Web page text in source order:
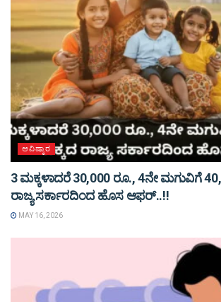
ಆವಿಷ್ಕಾರ
3 ಮಕ್ಕಳಾದರೆ 30,000 ರೂ., 4ನೇ ಮಗುವಿಗೆ
ರಾಜ್ಯ ಸರ್ಕಾರದಿಂದ ಹೊಸ ಆಫರ್..!!
MAY 16, 2026